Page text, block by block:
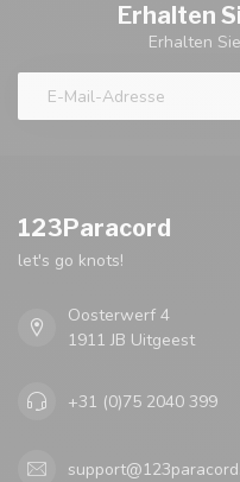
Erhalten
Erhalten
123Paracord
let's go knots!
Oosterwerf 4
1911 JB Uitgeest
+31 (0)75 2040 399